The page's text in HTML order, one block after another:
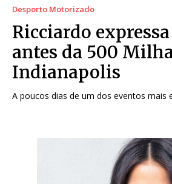
Desporto Motorizado
Ricciardo
antes da 500
Indianapolis
A poucos dias de um dos eventos mais